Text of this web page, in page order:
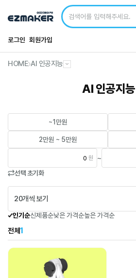
로그인 회원가입
HOME AI 인공지능
AI 인공지능
~1만원
2만원 ~ 5만원
원 ~
선택 초기화
전체1
인기순신제품순낮은 가격순높은 가격순
20개씩 보기